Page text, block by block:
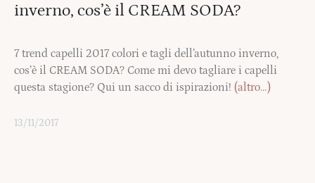
inverno, cos’è il CREAM SODA?
7 trend capelli 2017 colori e tagli dell’autunno inverno,
cos’è il CREAM SODA? Come mi devo tagliare i capelli
questa stagione? Qui un sacco di ispirazioni! (altro…)
13/11/2017